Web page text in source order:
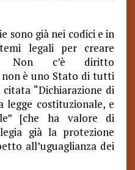
sono già nei codici e in
legali per creare
Non c’è diritto
non è uno Stato di tutti
“Dichiarazione di
legge costituzionale, e
[che ha valore di
già la protezione
all’uguaglianza dei